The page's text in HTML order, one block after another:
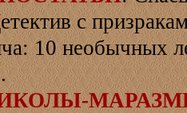
с
10 необычных